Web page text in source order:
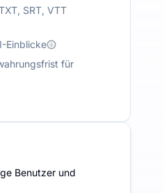
SRT, VTT
Einblicke
für
Benutzer und